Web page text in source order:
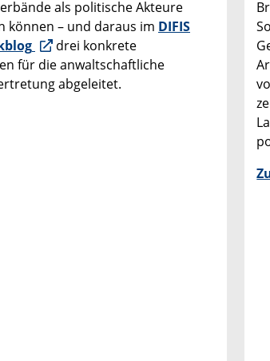
als politische Akteure
können – und daraus im DIFIS
drei konkrete
für die anwaltschaftliche
abgeleitet.